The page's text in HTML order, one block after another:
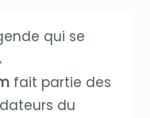
qui se
fait partie des
du